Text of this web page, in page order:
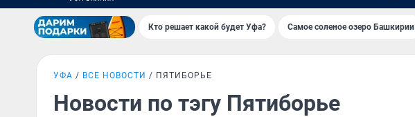
Кто решает какой будет Уфа? Самое соленое озеро Башкирии
УФА ВСЕ НОВОСТИ ПЯТИБОРЬЕ
Новости по тэгу Пятиборье